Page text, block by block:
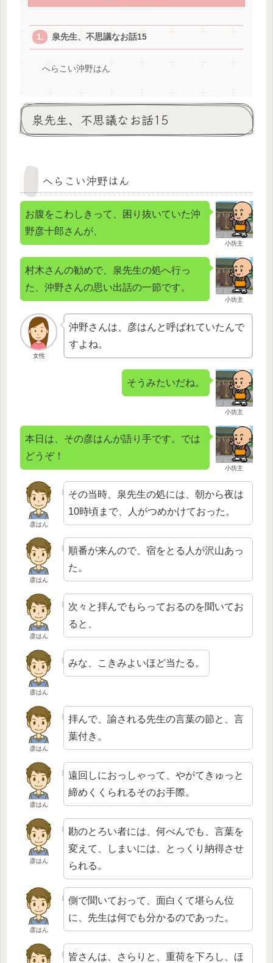
泉先生、不思議なお話15
へらこい沖野はん
泉先生、不思議なお話15
へらこい沖野はん
小坊主
お腹をこわしきって、困り抜いていた沖
野彦十郎さんが、
小坊主
村木さんの勧めで、泉先生の処へ行っ
た、沖野さんの思い出話の一節です。
女性
沖野さんは、彦はんと呼ばれていたんで
すよね。
小坊主
そうみたいだね。
小坊主
本日は、その彦はんが語り手です。では
どうぞ！
彦はん
その当時、泉先生の処には、朝から夜は
10時頃まで、人がつめかけておった。
彦はん
順番が来んので、宿をとる人が沢山あっ
た。
彦はん
次々と拝んでもらっておるのを聞いてお
ると、
彦はん
みな、こきみよいほど当たる。
彦はん
拝んで、諭される先生の言葉の節と、言
葉付き。
彦はん
遠回しにおっしゃって、やがてきゅっと
締めくくられるそのお手際。
彦はん
勘のとろい者には、何べんでも、言葉を
変えて、しまいには、とっくり納得させ
られる。
彦はん
側で聞いておって、面白くて堪らん位
に、先生は何でも分かるのであった。
皆さんは、さらりと、重荷を下ろし、ほ